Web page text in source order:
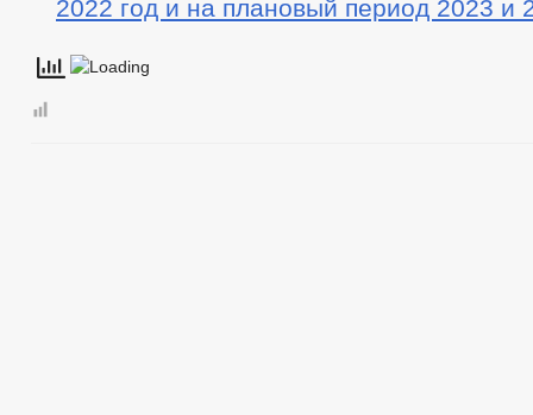
2022 год и на плановый период 2023 и